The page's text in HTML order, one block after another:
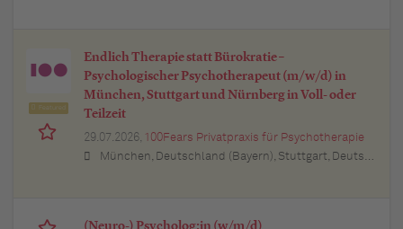
Endlich Therapie statt Bürokratie –
Psychologischer Psychotherapeut (m/w/d) in
München, Stuttgart und Nürnberg in Voll- oder
Teilzeit
29.07.2026, 100Fears Privatpraxis für Psychotherapie
München, Deutschland (Bayern), Stuttgart, Deutschland (Baden-Württemberg), Nürnberg, Deutschland (Bayern), Esslingen am Neckar, Deutschland (Baden-Württemberg), Ludwigsburg, Deutschland (Baden-Württemberg), Sindelfingen, Deutschland (Baden-Württemberg), Böblingen, Deutschland (Baden-Württemberg), Waiblingen, Deutschland (Baden-Württemberg), Heilbronn, Deutschland (Baden-Württemberg), Reutlingen, Deutschland (Baden-Württemberg), Tübingen, Deutschland (Baden-Württemberg), Aalen, Deutschland (Baden-Württemberg), Schwäbisch Gmünd, Deutschland (Baden-Württemberg), Karlsruhe, Deutschland (Baden-Württemberg), Mannheim, Deutschland (Baden-Württemberg), Ulm, Deutschland (Baden-Württemberg), Pforzheim, Deutschland (Baden-Württemberg), Offenburg, Deutschland (Baden-Württemberg), Göppingen, Deutschland (Baden-Württemberg), Baden-Baden, Deutschland (Baden-Württemberg), Heidenheim an der Brenz, Deutschland (Baden-Württemberg), Ingolstadt, Deutschland (Bayern), Erlangen, Deutschland (Bayern), Regensburg, Deutschland (Bayern), Bamberg, Deutschland (Bayern), Bayreuth, Deutschland (Bayern)